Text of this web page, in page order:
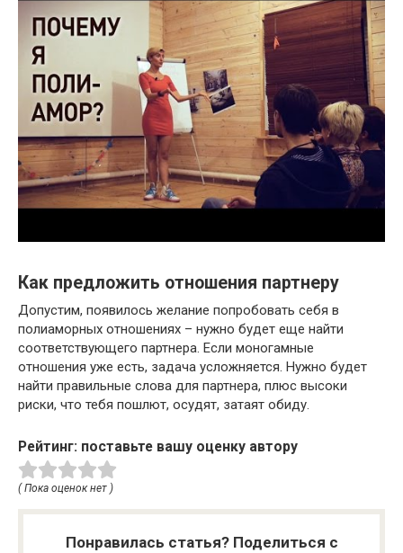
Как предложить отношения партнеру
Допустим, появилось желание попробовать себя в
полиаморных отношениях – нужно будет еще найти
соответствующего партнера. Если моногамные
отношения уже есть, задача усложняется. Нужно будет
найти правильные слова для партнера, плюс высоки
риски, что тебя пошлют, осудят, затаят обиду.
Рейтинг: поставьте вашу оценку автору
( Пока оценок нет )
Понравилась статья? Поделиться с